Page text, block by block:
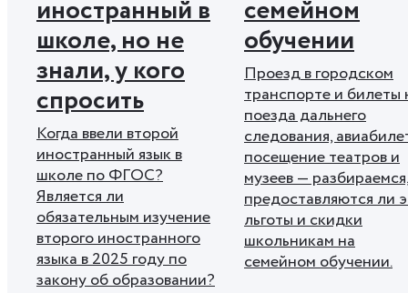
иностранный в
школе, но не
знали, у кого
спросить
Когда ввели второй
иностранный язык в
школе по ФГОС?
Является ли
обязательным изучение
второго иностранного
языка в 2025 году по
закону об образовании?
семейном
обучении
Проезд в городском
транспорте и билеты
поезда дальнего
следования,
посещение театров и
музеев —
предоставляются ли
льготы и скидки
школьникам на
семейном обучении.